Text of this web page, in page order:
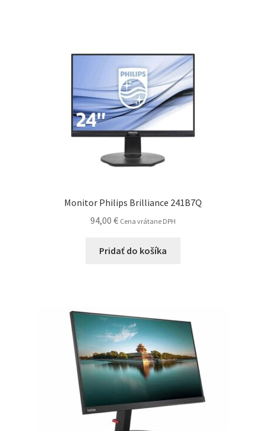
Monitor Philips Brilliance 241B7Q
94,00 € Cena vrátane DPH
Pridať do košíka